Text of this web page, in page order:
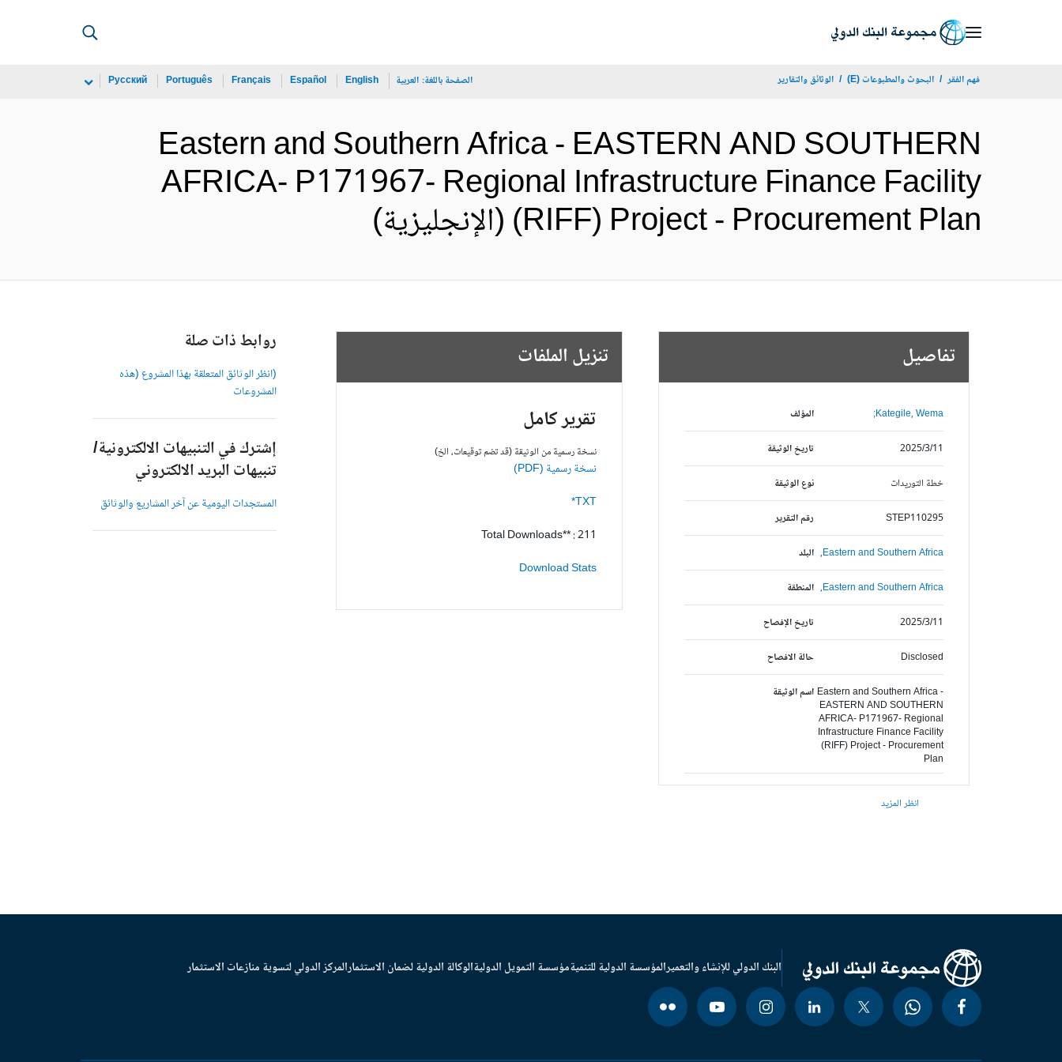
فهم الفقر البحوث والمطبوعات (E) الوثائق والتقارير الصفحة باللغة: العربية English
Español
Français
Português
Русский
Eastern and Southern Africa - EASTERN AND SOUTHERN
AFRICA- P171967- Regional Infrastructure Finance Facility
(RIFF) Project - Procurement Plan (الإنجليزية)
تفاصيل
المؤلف Kategile, Wema;
تاريخ الوثيقة 2025/3/11
نوع الوثيقة خطة التوريدات
رقم التقرير STEP110295
البلد Eastern and Southern Africa,
المنطقة Eastern and Southern Africa,
تاريخ الإفصاح 2025/3/11
حالة الافصاح Disclosed
اسم الوثيقة Eastern and Southern Africa -
EASTERN AND SOUTHERN
AFRICA- P171967- Regional
Infrastructure Finance Facility
(RIFF) Project - Procurement
Plan
انظر المزيد
تنزيل الملفات
تقرير كامل
نسخة رسمية من الوثيقة (قد تضم توقيعات، الخ)
نسخة رسمية (PDF)
TXT*
Total Downloads** : 211
Download Stats
روابط ذات صلة
(انظر الوثائق المتعلقة بهذا المشروع (هذه
المشروعات
إشترك في التنبيهات الالكترونية/
تنبيهات البريد الالكتروني
المستجدات اليومية عن آخر المشاريع والوثائق
البنك الدولي للإنشاء والتعميرالمؤسسة الدولية للتنميةمؤسسة التمويل الدوليةالوكالة الدولية لضمان الاستثمارالمركز الدولي لتسوية منازعات الاستثمار